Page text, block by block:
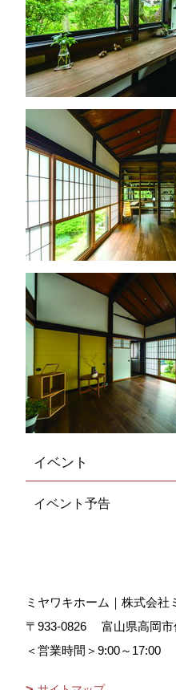
イベント
イベント予告
ミヤワキホーム｜株式会社
〒933-0826
富山県高岡
＜営業時間＞9:00～17:00